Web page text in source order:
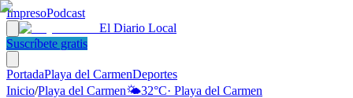
ImpresoPodcast
El Diario Local
Suscríbete gratis
PortadaPlaya del CarmenDeportes
Inicio/Playa del Carmen🌤️32°C· Playa del Carmen